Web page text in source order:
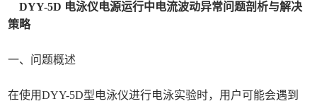
DYY-5D 电泳仪电源运行中电流波动异常问题剖析与解决
策略
一、问题概述
在使用DYY-5D型电泳仪进行电泳实验时，用户可能会遇到